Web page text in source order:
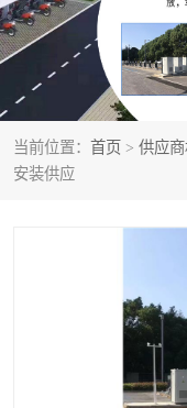
当前位置： 首页 > 供应
安装供应
电动自行车充电桩
充电桩